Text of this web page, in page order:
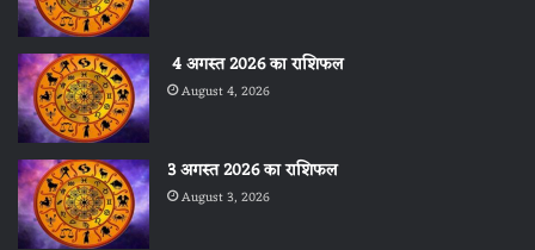
4 अगस्त 2026 का राशिफल
August 4, 2026
3 अगस्त 2026 का राशिफल
August 3, 2026